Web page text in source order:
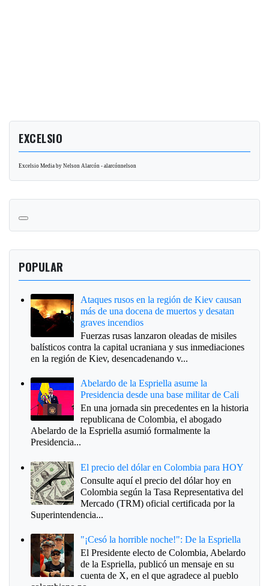
EXCELSIO
Excelsio Media by Nelson Alarcón - alarcónnelson
POPULAR
Ataques rusos en la región de Kiev causan
más de una docena de muertos y desatan
graves incendios
Fuerzas rusas lanzaron oleadas de misiles
balísticos contra la capital ucraniana y sus inmediaciones
en la región de Kiev, desencadenando v...
Abelardo de la Espriella asume la
Presidencia desde una base militar de Cali
En una jornada sin precedentes en la historia
republicana de Colombia, el abogado
Abelardo de la Espriella asumió formalmente la
Presidencia...
El precio del dólar en Colombia para HOY
Consulte aquí el precio del dólar hoy en
Colombia según la Tasa Representativa del
Mercado (TRM) oficial certificada por la
Superintendencia...
"¡Cesó la horrible noche!": De la Espriella
El Presidente electo de Colombia, Abelardo
de la Espriella, publicó un mensaje en su
cuenta de X, en el que agradece al pueblo